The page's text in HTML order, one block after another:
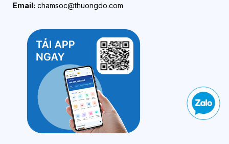
Email: chamsoc@thuongdo.com